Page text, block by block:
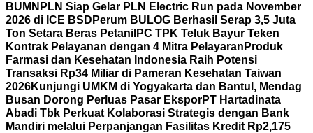
BUMN PLN Siap Gelar PLN Electric Run pada November
2026 di ICE BSD Perum BULOG Berhasil Serap 3,5 Juta
Ton Setara Beras Petani IPC TPK Teluk Bayur Teken
Kontrak Pelayanan dengan 4 Mitra Pelayaran Produk
Farmasi dan Kesehatan Indonesia Raih Potensi
Transaksi Rp34 Miliar di Pameran Kesehatan Taiwan
2026Kunjungi UMKM di Yogyakarta dan Bantul, Mendag
Busan Dorong Perluas Pasar EksporPT Hartadinata
Abadi Tbk Perkuat Kolaborasi Strategis dengan Bank
Mandiri melalui Perpanjangan Fasilitas Kredit Rp2,175